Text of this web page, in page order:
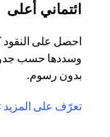
ائتماني أعلى
احصل على النقود
وسددها حسب
بدون رسوم.
تعرّف على المزيد